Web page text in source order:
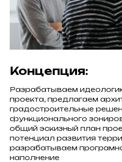
Концепция:
Разрабатываем
проекта, предлагаем
градостроительные
функционального
общий эскизный план
потенциал развития
разрабатываем
наполнение